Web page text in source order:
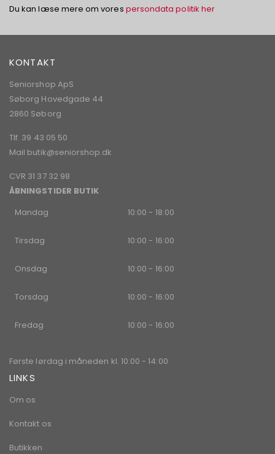
vores
Du kan læse mere om vores persondata politik her
KONTAKT
Seniorshop ApS
Søborg Hovedgade 44
2860 Søborg
Tlf. 39 43 05 50
Mail butik@seniorshop.dk
CVR 31 37 32 98
ÅBNINGSTIDER BUTIK
Mandag
10:00 - 18:00
Tirsdag 10:00 - 16:00
Onsdag 10:00 - 16:00
Torsdag 10:00 - 16:00
Fredag 10:00 - 16:00
Første lørdag i måneden kl. 10:00 - 14:00
LINKS
Om os
Kontakt os
Butikken